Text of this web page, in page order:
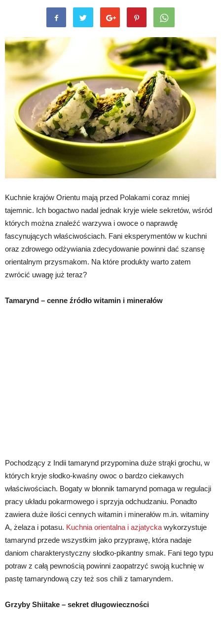
Kuchnie krajów Orientu mają przed Polakami coraz mniej
tajemnic. Ich bogactwo nadal jednak kryje wiele sekretów, wśród
których można znaleźć warzywa i owoce o naprawdę
fascynujących właściwościach. Fani eksperymentów w kuchni
oraz zdrowego odżywiania zdecydowanie powinni dać szansę
orientalnym przysmakom. Na które produkty warto zatem
zwrócić uwagę już teraz?
Tamarynd – cenne źródło witamin i minerałów
Pochodzący z Indii tamarynd przypomina duże strąki grochu, w
których kryje słodko-kwaśny owoc o bardzo ciekawych
właściwościach. Bogaty w błonnik tamarynd pomaga w regulacji
pracy układu pokarmowego i sprzyja odchudzaniu. Ponadto
zawiera duże ilości cennych witamin i minerałów m.in. witaminy
A, żelaza i potasu. Kuchnia orientalna i azjatycka wykorzystuje
tamarynd przede wszystkim jako przyprawę, która nadaje
daniom charakterystyczny słodko-pikantny smak. Fani tego typu
potraw z całą pewnością powinni zaopatrzyć swoją kuchnię w
pastę tamaryndową czy też sos chili z tamaryndem.
Grzyby Shiitake – sekret długowieczności